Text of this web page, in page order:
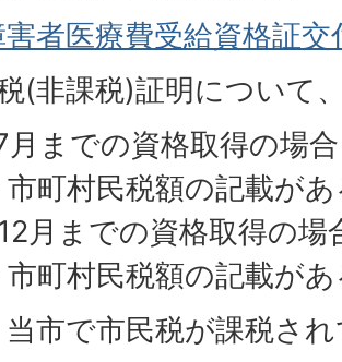
者医療費受給資格証交
(非課税)証明について
月までの資格取得の場
市町村民税額の記載が
月までの資格取得の場
市町村民税額の記載が
市で市民税が課税さ